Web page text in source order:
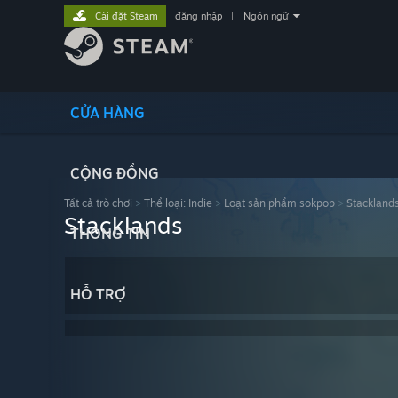
CỬA HÀNG
CỘNG ĐỒNG
THÔNG TIN
HỖ TRỢ
Cài đặt Steam đăng nhập Ngôn ngữ
Tất cả trò chơi > Thể loại: Indie > Loạt sản phẩm sokpop >
Stacklands